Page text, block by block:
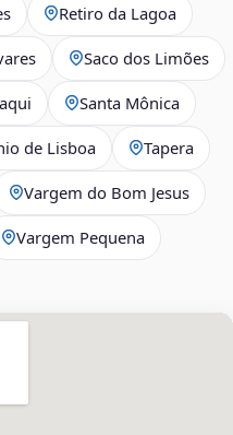
Retiro da Lagoa
Saco dos Limões
Santa Mônica
de Lisboa Tapera
Vargem do Bom Jesus
Vargem Pequena